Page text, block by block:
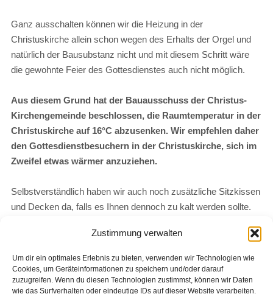
Zustimmung verwalten
Um dir ein optimales Erlebnis zu bieten, verwenden wir Technologien wie
Cookies, um Geräteinformationen zu speichern und/oder darauf
zuzugreifen. Wenn du diesen Technologien zustimmst, können wir Daten
wie das Surfverhalten oder eindeutige IDs auf dieser Website verarbeiten.
Ganz ausschalten können wir die Heizung in der
Christuskirche allein schon wegen des Erhalts der Orgel und
natürlich der Bausubstanz nicht und mit diesem Schritt wäre
die gewohnte Feier des Gottesdienstes auch nicht möglich.
Aus diesem Grund hat der Bauausschuss der Christus-
Kirchengemeinde beschlossen, die Raumtemperatur in der
Christuskirche auf 16°C abzusenken. Wir empfehlen daher
den Gottesdienstbesuchern in der Christuskirche, sich im
Zweifel etwas wärmer anzuziehen.
Selbstverständlich haben wir auch noch zusätzliche Sitzkissen
und Decken da, falls es Ihnen dennoch zu kalt werden sollte.
Wir bitten um Ihr Verständnis für diese Aktion. Bei Rückfragen